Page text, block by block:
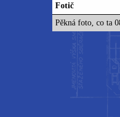
Fotič
Pěkná foto, co ta